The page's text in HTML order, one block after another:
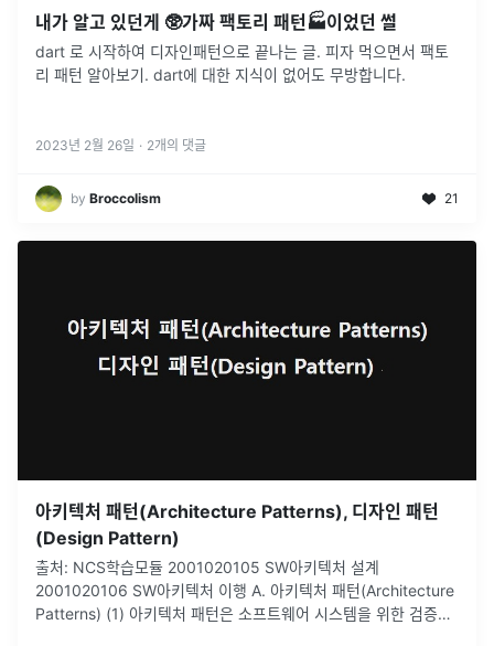
내가 알고 있던게 🥸가짜 팩토리 패턴🏭이었던 썰
dart 로 시작하여 디자인패턴으로 끝나는 글. 피자 먹으면서 팩토
리 패턴 알아보기. dart에 대한 지식이 없어도 무방합니다.
2023년 2월 26일 · 2개의 댓글
by Broccolism 21
아키텍처 패턴(Architecture Patterns), 디자인 패턴
(Design Pattern)
출처: NCS학습모듈 2001020105 SW아키텍처 설계
2001020106 SW아키텍처 이행 A. 아키텍처 패턴(Architecture
Patterns) (1) 아키텍처 패턴은 소프트웨어 시스템을 위한 검증된